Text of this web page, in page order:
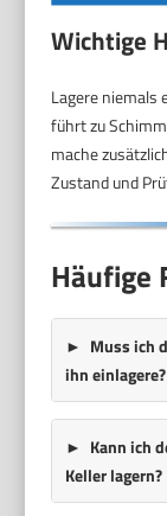
Wichtige
Lagere niemals
führt zu
mache
Zustand und
Häufige
Muss ich
ihn einlagere?
Kann ich
Keller lagern?